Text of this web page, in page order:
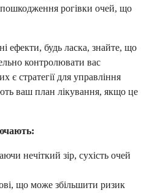
рогівки очей, що
ефекти, будь ласка, знайте, що
контролювати вас
є стратегії для управління
ваш план лікування, якщо це
нечіткий зір, сухість очей
що може збільшити ризик